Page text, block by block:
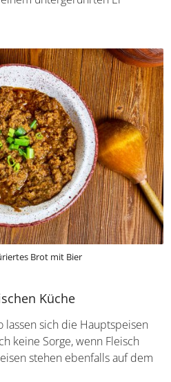
das Brot weich ist. Die
die Suppe mit einem
sich die Hauptspeisen
keine Sorge, wenn Fleisch
stehen ebenfalls auf